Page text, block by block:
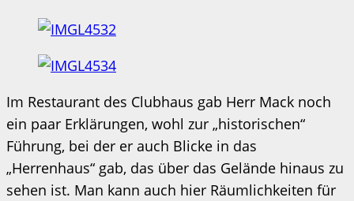
Im Restaurant des Clubhaus gab Herr Mack noch
ein paar Erklärungen, wohl zur „historischen“
Führung, bei der er auch Blicke in das
„Herrenhaus“ gab, das über das Gelände hinaus zu
sehen ist. Man kann auch hier Räumlichkeiten für